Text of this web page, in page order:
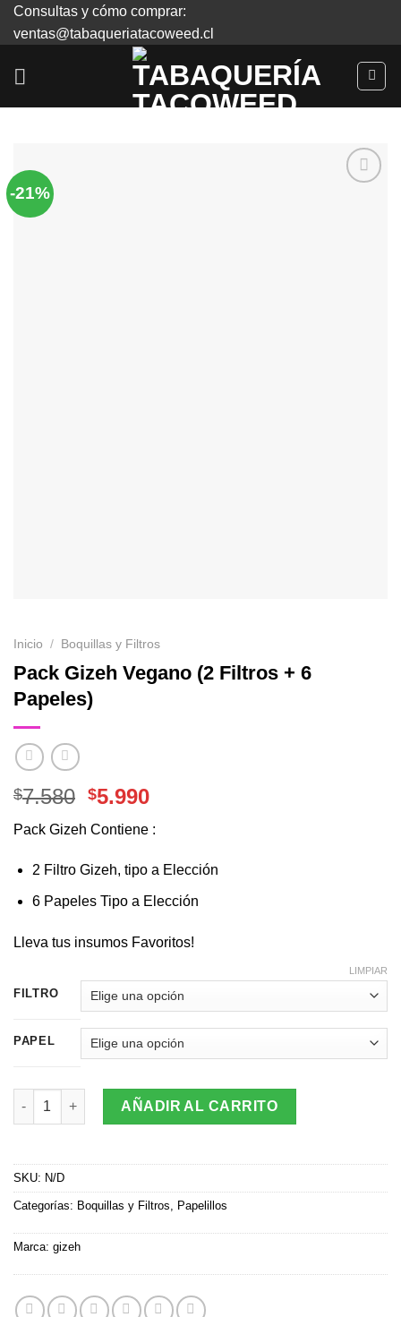
SkipConsultas y cómo comprar:
ventas@tabaqueriatacoweed.cl
-21%
Inicio / Boquillas y Filtros
Pack Gizeh Vegano (2 Filtros + 6
Papeles)
$7.580 El
original
era:
$7.580.
$5.990El
actual
es:
$5.990.
Pack Gizeh Contiene :
2 Filtro Gizeh, tipo a Elección
6 Papeles Tipo a Elección
Lleva tus insumos Favoritos!
FILTRO
PAPEL
LIMPIAR
Pack Gizeh Vegano (2 Filtros + 6 Papeles) cantidad
AÑADIR AL CARRITO
SKU: N/D
Categorías: Boquillas y Filtros, Papelillos
Marca: gizeh